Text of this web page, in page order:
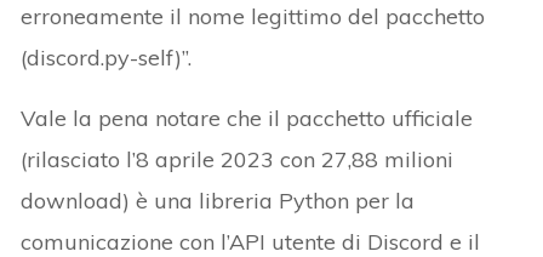
erroneamente il nome legittimo del pacchetto
(discord.py-self)”.
Vale la pena notare che il pacchetto ufficiale
(rilasciato l’8 aprile 2023 con 27,88 milioni
download) è una libreria Python per la
comunicazione con l’API utente di Discord e il